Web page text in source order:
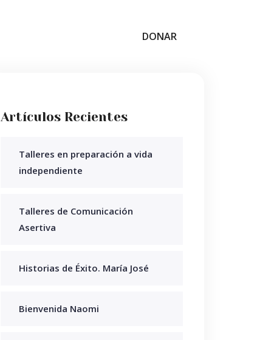
DONAR
Artículos Recientes
Talleres en preparación a vida
independiente
Talleres de Comunicación
Asertiva
Historias de Éxito. María José
Bienvenida Naomi